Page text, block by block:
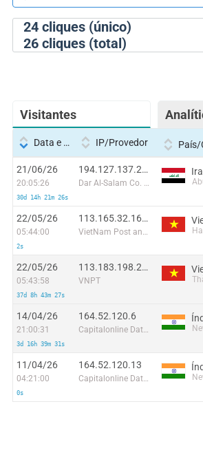
24cliques (único)
26cliques (total)
Visitantes
Data e hora IP/Provedor País/
21/06/26
20:05:26
30d 14h 21m 26s
194.127.137.230:13286
Dar Al-Salam Co. for Internet Services and Information Technology Ltd
22/05/26
05:44:00
2s
113.165.32.161:42252
VietNam Post and Telecom Corporation
22/05/26
05:43:58
37d 8h 43m 27s
113.183.198.218:48092
VNPT
14/04/26
21:00:31
3d 16h 39m 31s
164.52.120.6
Capitalonline Data Service (HK) Co
11/04/26
04:21:00
0s
164.52.120.13
Capitalonline Data Service (HK) Co